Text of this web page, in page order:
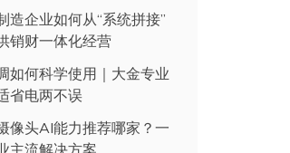
造企业如何从“系统拼接”
销财一体化经营
如何科学使用｜大金专业
省电两不误
像头AI能力推荐哪家？一
主流解决方案